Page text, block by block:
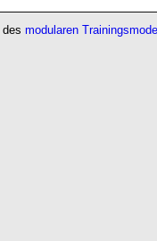
des modularen